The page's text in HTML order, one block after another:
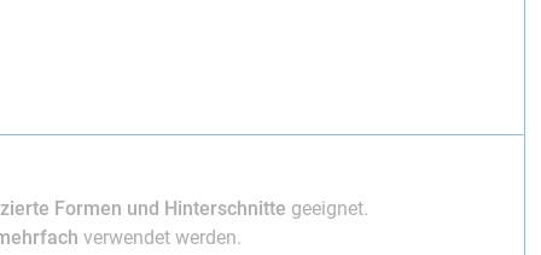
Formen und Hinterschnitte geeignet.
verwendet werden.